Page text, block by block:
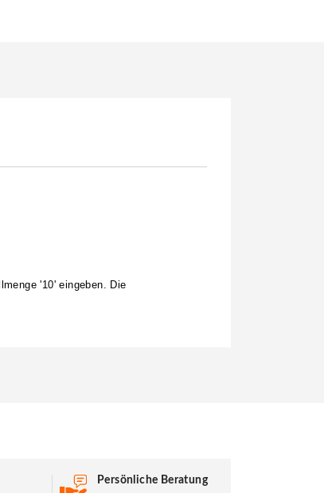
'10' eingeben. Die
Persönliche Beratung